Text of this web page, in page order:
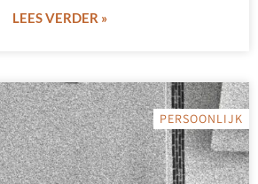
LEES VERDER »
PERSOONLIJK